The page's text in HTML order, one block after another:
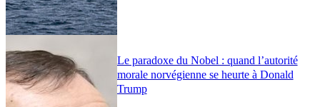
Le paradoxe du Nobel : quand l’autorité
morale norvégienne se heurte à Donald
Trump